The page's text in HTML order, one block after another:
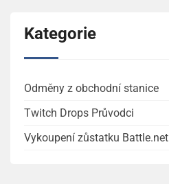
Kategorie
Odměny z obchodní stanice
Twitch Drops Průvodci
Vykoupení zůstatku Battle.net